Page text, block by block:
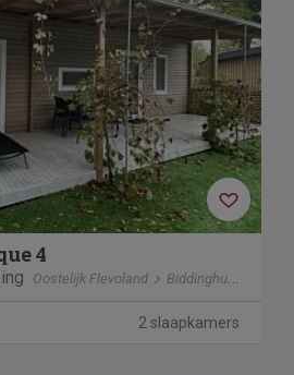
4
Oostelijk Flevoland Biddinghuizen
2 slaapkamers